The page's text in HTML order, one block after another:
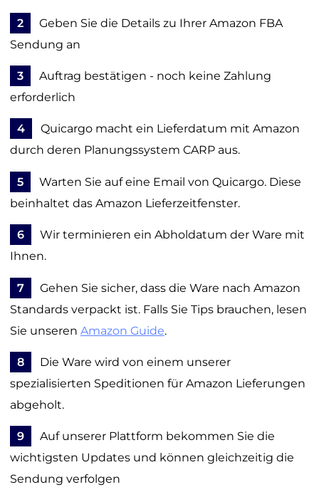
2
Geben Sie die Details zu Ihrer Amazon FBA
Sendung an
3
Auftrag bestätigen - noch keine Zahlung
erforderlich
4
Quicargo macht ein Lieferdatum mit Amazon
durch deren Planungssystem CARP aus.
5
Warten Sie auf eine Email von Quicargo. Diese
beinhaltet das Amazon Lieferzeitfenster.
6
Wir terminieren ein Abholdatum der Ware mit
Ihnen.
7
Gehen Sie sicher, dass die Ware nach Amazon
Standards verpackt ist. Falls Sie Tips brauchen, lesen
Sie unseren Amazon Guide.
8
Die Ware wird von einem unserer
spezialisierten Speditionen für Amazon Lieferungen
abgeholt.
9
Auf unserer Plattform bekommen Sie die
wichtigsten Updates und können gleichzeitig die
Sendung verfolgen